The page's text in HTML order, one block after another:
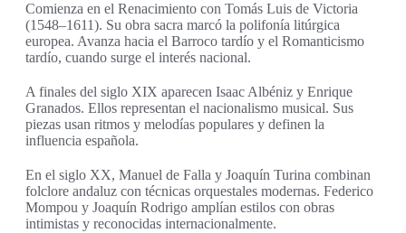
Comienza en el Renacimiento con Tomás Luis de Victoria
(1548–1611). Su obra sacra marcó la polifonía litúrgica
europea. Avanza hacia el Barroco tardío y el Romanticismo
tardío, cuando surge el interés nacional.
A finales del siglo XIX aparecen Isaac Albéniz y Enrique
Granados. Ellos representan el nacionalismo musical. Sus
piezas usan ritmos y melodías populares y definen la
influencia española.
En el siglo XX, Manuel de Falla y Joaquín Turina combinan
folclore andaluz con técnicas orquestales modernas. Federico
Mompou y Joaquín Rodrigo amplían estilos con obras
intimistas y reconocidas internacionalmente.